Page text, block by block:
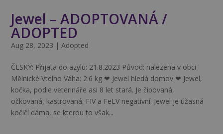
Jewel – ADOPTOVANÁ /
ADOPTED
Aug 28, 2023 | Adopted
ČESKY: Přijata do azylu: 21.8.2023 Původ: nalezena v obci
Mělnické Vtelno Váha: 2.6 kg ❤ Jewel hledá domov ❤ Jewel,
kočka, podle veterináře asi 8 let stará. Je čipovaná,
očkovaná, kastrovaná. FIV a FeLV negativní. Jewel je úžasná
kočičí dáma, se kterou to však...